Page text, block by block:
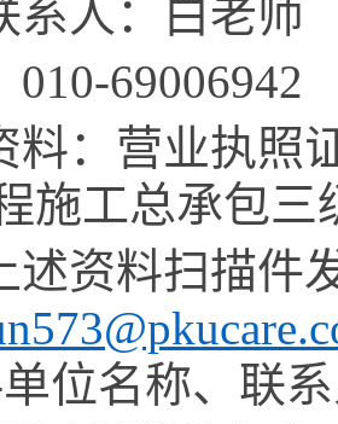
系人：白老师
010-69006942
料：营业执照
施工总承包
述资料扫描件
位名称、联